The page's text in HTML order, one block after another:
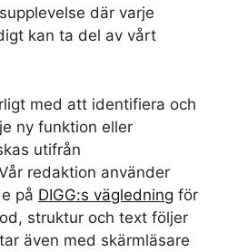
där varje
kan ta del av vårt
med att identifiera och
ny funktion eller
utifrån
redaktion använder
på DIGG:s vägledning för
struktur och text följer
även med skärmläsare